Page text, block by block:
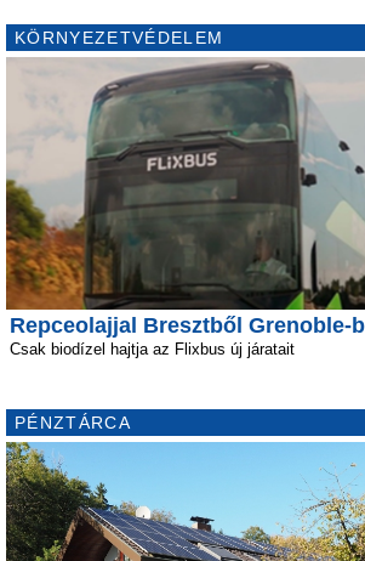
KÖRNYEZETVÉDELEM
Repceolajjal Bresztből Grenoble-
Csak biodízel hajtja az Flixbus új járatait
PÉNZTÁRCA